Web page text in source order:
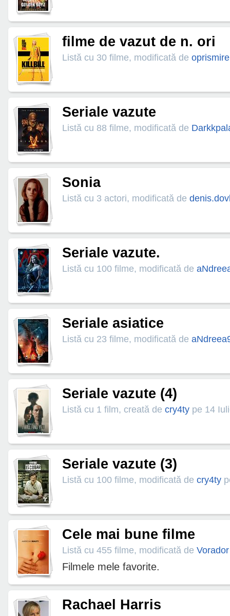
filme de vazut de n. ori
Listă cu 30 filme, modificată de
Seriale vazute
Listă cu 88 filme, modificată de
Sonia
Listă cu 3 actori, modificată de
Seriale vazute.
Listă cu 100 filme, modificată de
Seriale asiatice
Listă cu 23 filme, modificată de
Seriale vazute (4)
Listă cu 1 film, creată de cry4ty pe 14
Seriale vazute (3)
Listă cu 100 filme, modificată de cry4ty
Cele mai bune filme
Listă cu 455 filme, modificată de Vorador
Filmele mele favorite.
Rachael Harris